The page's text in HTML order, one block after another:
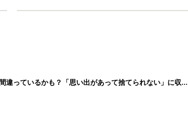
違っているかも？「思い出があって捨てられない」に収納